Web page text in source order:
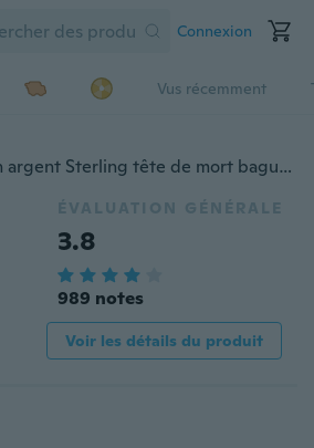
Connexion
Vus récemment
Punk hommes 925 en argent Sterling tête de mort bague franc-maçonnerie bague chevalier templier bague croix bague cigare bande Style bijoux taille 7-13
ÉVALUATION GÉNÉRALE
3.8
989 notes
Voir les détails du produit